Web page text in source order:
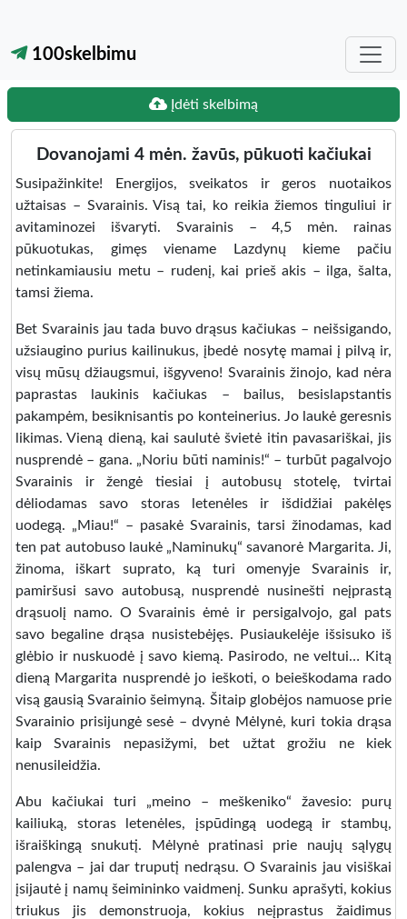
100skelbimu
Įdėti skelbimą
Dovanojami 4 mėn. žavūs, pūkuoti kačiukai
Susipažinkite! Energijos, sveikatos ir geros nuotaikos
užtaisas – Svarainis. Visą tai, ko reikia žiemos tinguliui ir
avitaminozei išvaryti. Svarainis – 4,5 mėn. rainas
pūkuotukas, gimęs viename Lazdynų kieme pačiu
netinkamiausiu metu – rudenį, kai prieš akis – ilga, šalta,
tamsi žiema.
Bet Svarainis jau tada buvo drąsus kačiukas – neišsigando,
užsiaugino purius kailinukus, įbedė nosytę mamai į pilvą ir,
visų mūsų džiaugsmui, išgyveno! Svarainis žinojo, kad nėra
paprastas laukinis kačiukas – bailus, besislapstantis
pakampėm, besiknisantis po konteinerius. Jo laukė geresnis
likimas. Vieną dieną, kai saulutė švietė itin pavasariškai, jis
nusprendė – gana. „Noriu būti naminis!“ – turbūt pagalvojo
Svarainis ir žengė tiesiai į autobusų stotelę, tvirtai
dėliodamas savo storas letenėles ir išdidžiai pakėlęs
uodegą. „Miau!“ – pasakė Svarainis, tarsi žinodamas, kad
ten pat autobuso laukė „Naminukų“ savanorė Margarita. Ji,
žinoma, iškart suprato, ką turi omenyje Svarainis ir,
pamiršusi savo autobusą, nusprendė nusinešti neįprastą
drąsuolį namo. O Svarainis ėmė ir persigalvojo, gal pats
savo begaline drąsa nusistebėjęs. Pusiaukelėje išsisuko iš
glėbio ir nuskuodė į savo kiemą. Pasirodo, ne veltui… Kitą
dieną Margarita nusprendė jo ieškoti, o beieškodama rado
visą gausią Svarainio šeimyną. Šitaip globėjos namuose prie
Svarainio prisijungė sesė – dvynė Mėlynė, kuri tokia drąsa
kaip Svarainis nepasižymi, bet užtat grožiu ne kiek
nenusileidžia.
Abu kačiukai turi „meino – meškeniko“ žavesio: purų
kailiuką, storas letenėles, įspūdingą uodegą ir stambų,
išraiškingą snukutį. Mėlynė pratinasi prie naujų sąlygų
palengva – jai dar truputį nedrąsu. O Svarainis jau visiškai
įsijautė į namų šeimininko vaidmenį. Sunku aprašyti, kokius
triukus jis demonstruoja, kokius neįprastus žaidimus